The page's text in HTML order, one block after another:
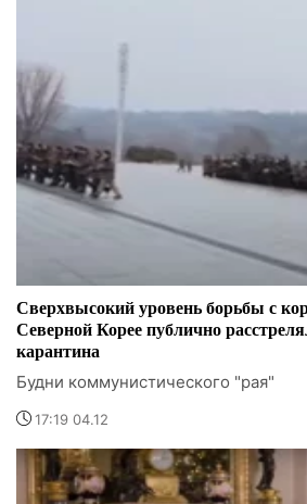
Сверхвысокий уровень борьбы с
Северной Корее публично
карантина
Будни коммунистического "рая"
17:19 04.12